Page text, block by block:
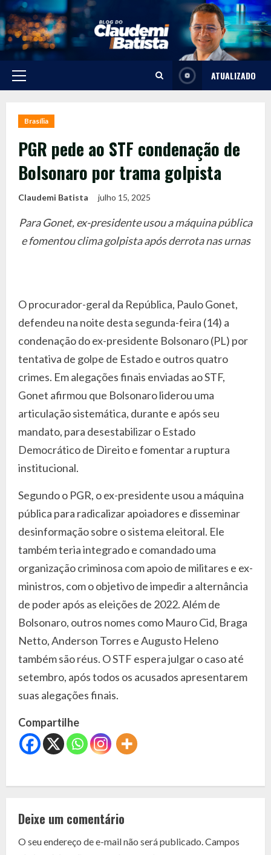
Skip
to
content
Primary
ATUALIZADO
Brasília
PGR pede ao STF condenação de
Bolsonaro por trama golpista
Claudemi Batista julho 15, 2025
Para Gonet, ex-presidente usou a máquina pública
e fomentou clima golpista após derrota nas urnas
O procurador-geral da República, Paulo Gonet,
defendeu na noite desta segunda-feira (14) a
condenação do ex-presidente Bolsonaro (PL) por
tentativa de golpe de Estado e outros quatro
crimes. Em alegações finais enviadas ao STF,
Gonet afirmou que Bolsonaro liderou uma
articulação sistemática, durante e após seu
mandato, para desestabilizar o Estado
Democrático de Direito e fomentar a ruptura
institucional.
Segundo o PGR, o ex-presidente usou a máquina
pública para radicalizar apoiadores e disseminar
desinformação sobre o sistema eleitoral. Ele
também teria integrado e comandado uma
organização criminosa com apoio de militares e ex-
ministros, com o objetivo de impedir a alternância
de poder após as eleições de 2022. Além de
Bolsonaro, outros nomes como Mauro Cid, Braga
Netto, Anderson Torres e Augusto Heleno
também são réus. O STF espera julgar o caso até
setembro, após todos os acusados apresentarem
suas alegações finais.
Compartilhe
C
n
Deixe um comentário
O seu endereço de e-mail não será publicado. Campos